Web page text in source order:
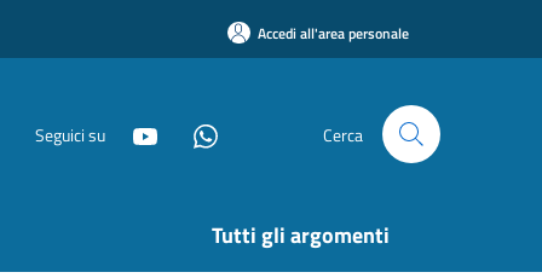
Accedi all'area personale
Seguici su Cerca
Tutti gli argomenti